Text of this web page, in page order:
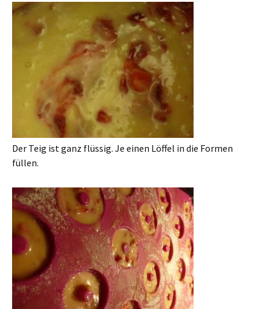
Der Teig ist ganz flüssig. Je einen Löffel in die Formen
füllen.